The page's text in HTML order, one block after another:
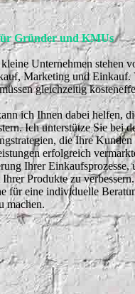
Gründer und KMUs
Unternehmen stehen
Marketing und Einkauf.
gleichzeitig
ich Ihnen dabei helfen,
Ich unterstütze Sie bei
die Ihre Kunden
erfolgreich
Ihrer Einkaufsprozesse,
Produkte zu verbessern.
für eine individuelle
machen.